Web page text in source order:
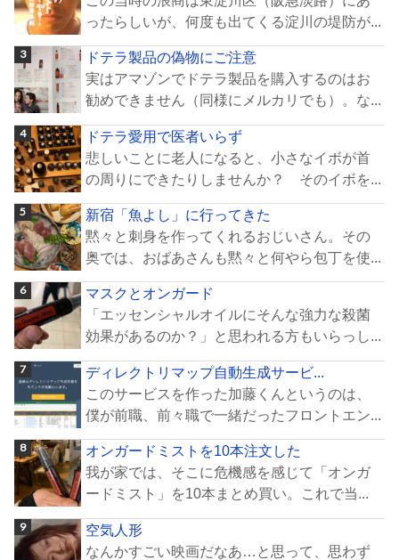
ったらしいが、何度も出てくる淀川の堤防が...
ドテラ製品の偽物にご注意
実はアマゾンでドテラ製品を購入するのはお
勧めできません（同様にメルカリでも）。な...
ドテラ愛用で医者いらず
悲しいことに老人になると、小さなイボが首
の周りにできたりしませんか？ そのイボを...
新宿「魚よし」に行ってきた
黙々と刺身を作ってくれるおじいさん。その
奥では、おばあさんも黙々と何やら包丁を使...
マスクとオンガード
「エッセンシャルオイルにそんな強力な殺菌
効果があるのか？」と思われる方もいらっし...
ディレクトリマップ自動生成サービ...
このサービスを作った加藤くんというのは、
僕が前職、前々職で一緒だったフロントエン...
オンガードミストを10本注文した
我が家では、そこに危機感を感じて「オンガ
ードミスト」を10本まとめ買い。これで当...
空気人形
なんかすごい映画だなあ…と思って、思わず